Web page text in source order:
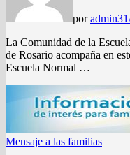
poradmin
La Comunidad de la
de Rosario acompaña en
Escuela Normal …
Mensaje a las familias